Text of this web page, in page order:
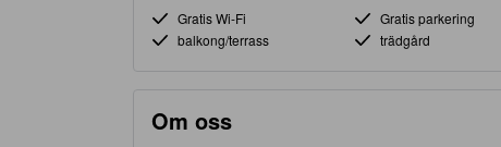
Gratis Wi-Fi Gratis parkering
balkong/terrass
trädgård
Om oss